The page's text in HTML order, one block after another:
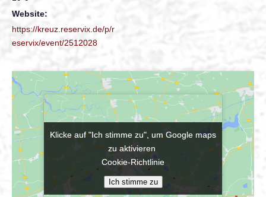
Website:
https://kreuz.reservix.de/p/r
eservix/event/2512028
Klicke auf "Ich stimme zu", um Google maps
zu aktivieren
Cookie-Richtlinie
Ich stimme zu
Klicke auf "Ich stimme zu", um Google maps
zu aktivieren
Cookie-Richtlinie
Ich stimme zu